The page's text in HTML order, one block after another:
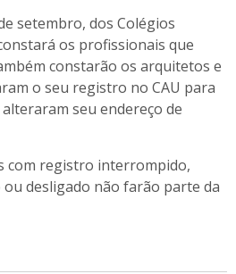
setembro, dos Colégios
os profissionais que
constarão os arquitetos e
o seu registro no CAU para
seu endereço de
com registro interrompido,
desligado não farão parte da